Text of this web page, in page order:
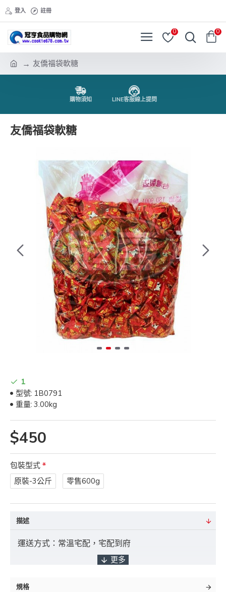
登入 註冊
0 0
友僑福袋軟糖
購物須知 LINE客服線上提問
友僑福袋軟糖
$450
1
型號: 1B0791
重量: 3.00kg
包裝型式
原裝-3公斤
零售600g
描述
運送方式：常溫宅配，宅配到府
付款方式：ATM轉帳 / 貨到付款 / 臨櫃匯款
規格